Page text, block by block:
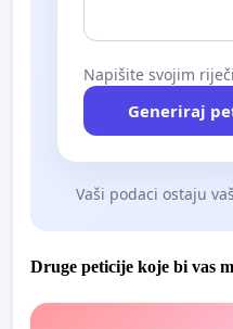
Napišite svojim
Generiraj
Vaši podaci ostaju
Druge peticije koje bi vas